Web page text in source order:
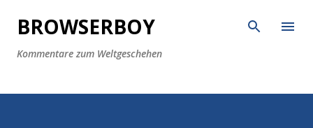
Direkt zum Hauptbereich
BROWSERBOY
Kommentare zum Weltgeschehen